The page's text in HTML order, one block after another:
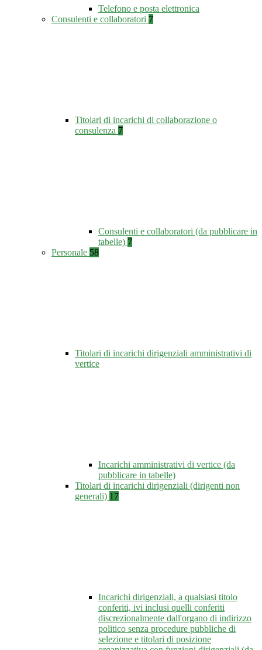
Telefono e posta elettronica
Consulenti e collaboratori 7
Titolari di incarichi di collaborazione o
consulenza 7
Consulenti e collaboratori (da pubblicare in
tabelle) 7
Personale 58
Titolari di incarichi dirigenziali amministrativi di
vertice
Incarichi amministrativi di vertice (da
pubblicare in tabelle)
Titolari di incarichi dirigenziali (dirigenti non
generali) 17
Incarichi dirigenziali, a qualsiasi titolo
conferiti, ivi inclusi quelli conferiti
discrezionalmente dall'organo di indirizzo
politico senza procedure pubbliche di
selezione e titolari di posizione